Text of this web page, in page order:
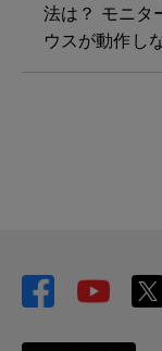
法は？ モニタ
ウスが動作し